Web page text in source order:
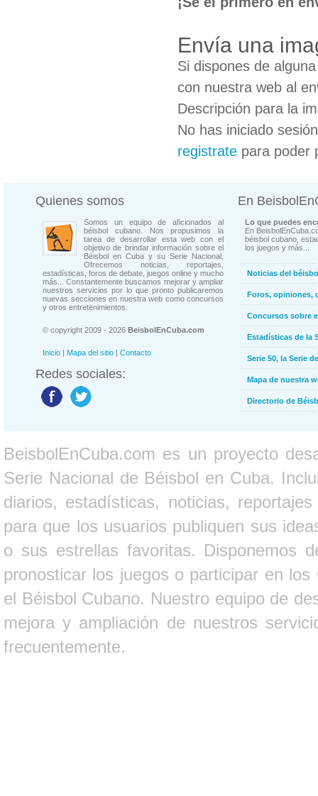
Envía una
Si dispones de
con nuestra web al
Descripción para la
No has iniciado
registrate para poder
Quienes somos
Somos un equipo de aficionados al
béisbol cubano. Nos propusimos la
tarea de desarrollar esta web con el
objetivo de brindar información sobre el
Béisbol en Cuba y su Serie Nacional.
Ofrecemos noticias, reportajes,
estadísticas, foros de debate, juegos online y mucho
más... Constantemente buscamos mejorar y ampliar
nuestros servicios por lo que pronto publicaremos
nuevas secciones en nuestra web como concursos
y otros entretenimientos.
© copyright 2009 - 2026 BeisbolEnCuba.com
Inicio | Mapa del sitio | Contacto
Redes sociales:
En
Lo que puedes
En
béisbol cubano,
los juegos y más...
Noticias del
Foros, opiniones,
Concursos sobre
Estadísticas de la
Serie 50, la Serie
Mapa de nuestra
Directorio de
BeisbolEnCuba.com es un proyecto
Serie Nacional de Béisbol en Cuba.
diarios, estadísticas, noticias,
para que los usuarios publiquen sus
o sus estrellas favoritas. Disponemos
pronosticar los juegos o participar en
el Béisbol Cubano. Nuestro equipo de
mejora y ampliación de nuestros
frecuentemente.